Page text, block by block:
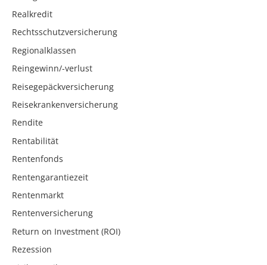
Realkredit
Rechtsschutzversicherung
Regionalklassen
Reingewinn/-verlust
Reisegepäckversicherung
Reisekrankenversicherung
Rendite
Rentabilität
Rentenfonds
Rentengarantiezeit
Rentenmarkt
Rentenversicherung
Return on Investment (ROI)
Rezession